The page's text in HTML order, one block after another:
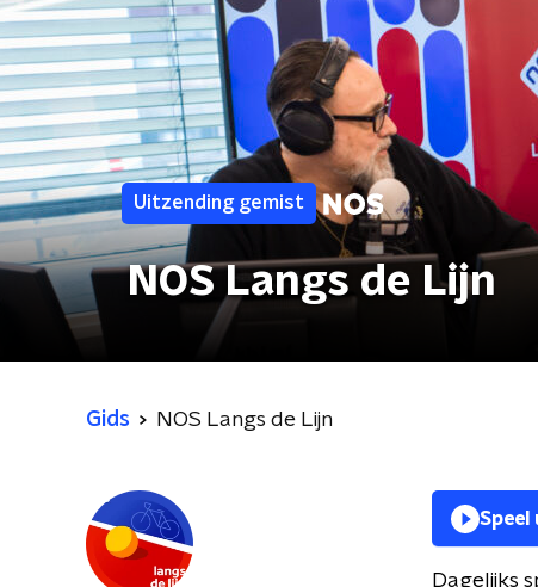
Uitzending gemist
NOS Langs de Lijn
Gids NOS Langs de Lijn
Dagelijks